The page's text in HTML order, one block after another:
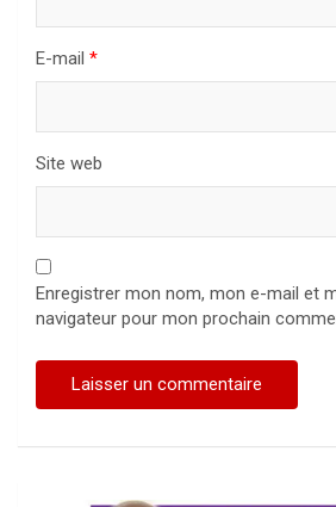
E-mail *
Site web
Enregistrer mon nom, mon e-mail et
navigateur pour mon prochain